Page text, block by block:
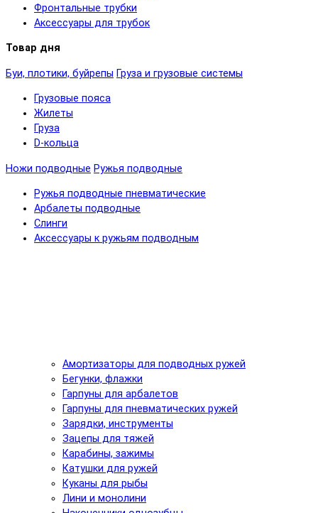
Фронтальные трубки
Аксессуары для трубок
Товар дня
Буи, плотики, буйрепы Груза и грузовые системы
Грузовые пояса
Жилеты
Груза
D-кольца
Ножи подводные Ружья подводные
Ружья подводные пневматические
Арбалеты подводные
Слинги
Аксессуары к ружьям подводным
Амортизаторы для подводных ружей
Бегунки, флажки
Гарпуны для арбалетов
Гарпуны для пневматических ружей
Зарядки, инструменты
Зацепы для тяжей
Карабины, зажимы
Катушки для ружей
Куканы для рыбы
Лини и монолини